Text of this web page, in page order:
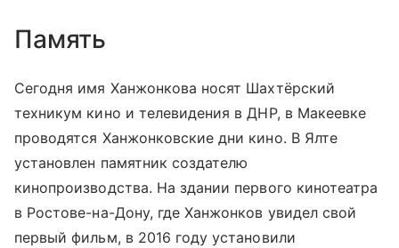
Память
Сегодня имя Ханжонкова носят Шахтёрский
техникум кино и телевидения в ДНР, в Макеевке
проводятся Ханжонковские дни кино. В Ялте
установлен памятник создателю
кинопроизводства. На здании первого кинотеатра
в Ростове-на-Дону, где Ханжонков увидел свой
первый фильм, в 2016 году установили